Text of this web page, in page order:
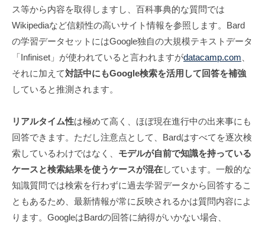
ス等から内容を取得しますし、百科事典的な質問では
Wikipediaなど信頼性の高いサイト情報を参照します。Bard
の学習データセットにはGoogle独自の大規模テキストデータ
「Infiniset」が使われていると言われますがdatacamp.com
それに加えて対話中にもGoogle検索を活用して回答を補強
していると推測されます。
リアルタイム性は極めて高く、ほぼ現在進行中の出来事にも
回答できます。ただし注意点として、Bardはすべてを逐次検
索しているわけではなく、 モデルが自前で知識を持っている
ケースと検索結果を使うケースが混在しています。一般的な
知識質問では検索を行わずに過去学習データから回答するこ
ともあるため、最新情報が常に反映されるかは質問内容によ
ります。GoogleはBardの回答に納得がいかない場合、